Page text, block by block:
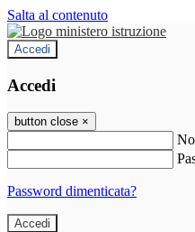
Salta al contenuto
Accedi
Accedi
button close ×
Password dimenticata?